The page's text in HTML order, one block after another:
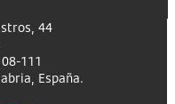
44
111
España.